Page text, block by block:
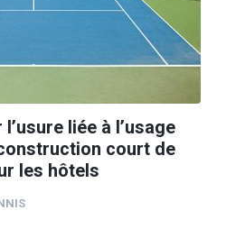
liée à l’usage
court de
les hôtels